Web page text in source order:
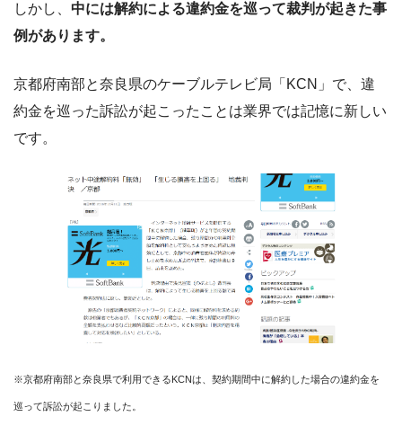
しかし、 中には解約による違約金を巡って裁判が起きた事
例があります。
京都府南部と奈良県のケーブルテレビ局「KCN」で、違
約金を巡った訴訟が起こったことは業界では記憶に新しい
です。
※京都府南部と奈良県で利用できるKCNは、契約期間中に解約した場合の違約金を
巡って訴訟が起こりました。